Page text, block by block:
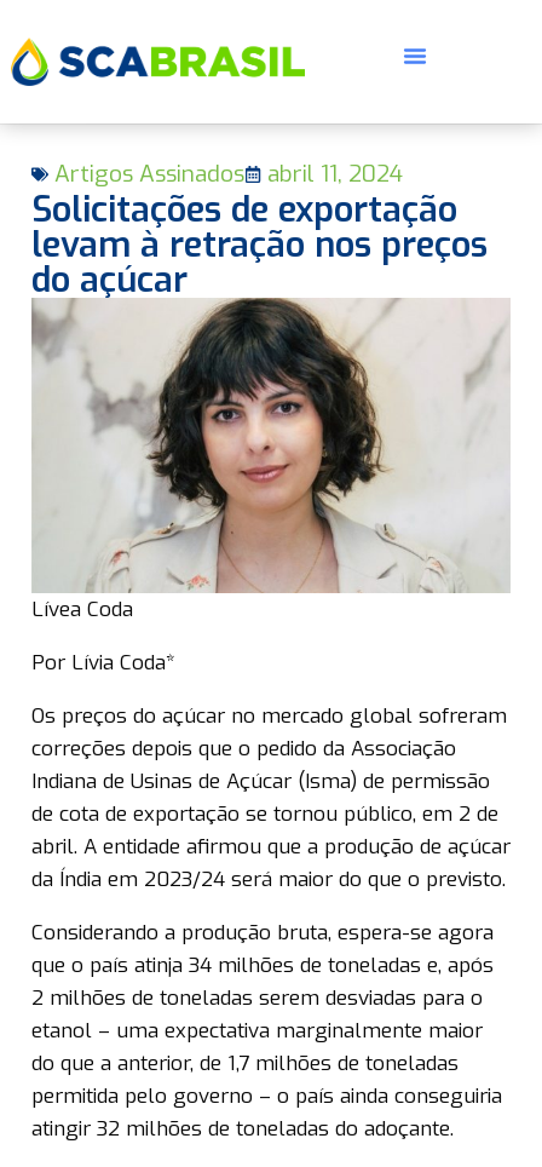
Artigos Assinados abril 11, 2024
Solicitações de exportação
levam à retração nos preços
do açúcar
Lívea Coda
Por Lívia Coda*
Os preços do açúcar no mercado global sofreram
correções depois que o pedido da Associação
Indiana de Usinas de Açúcar (Isma) de permissão
de cota de exportação se tornou público, em 2 de
abril. A entidade afirmou que a produção de açúcar
da Índia em 2023/24 será maior do que o previsto.
Considerando a produção bruta, espera-se agora
que o país atinja 34 milhões de toneladas e, após
2 milhões de toneladas serem desviadas para o
etanol – uma expectativa marginalmente maior
do que a anterior, de 1,7 milhões de toneladas
permitida pelo governo – o país ainda conseguiria
atingir 32 milhões de toneladas do adoçante.